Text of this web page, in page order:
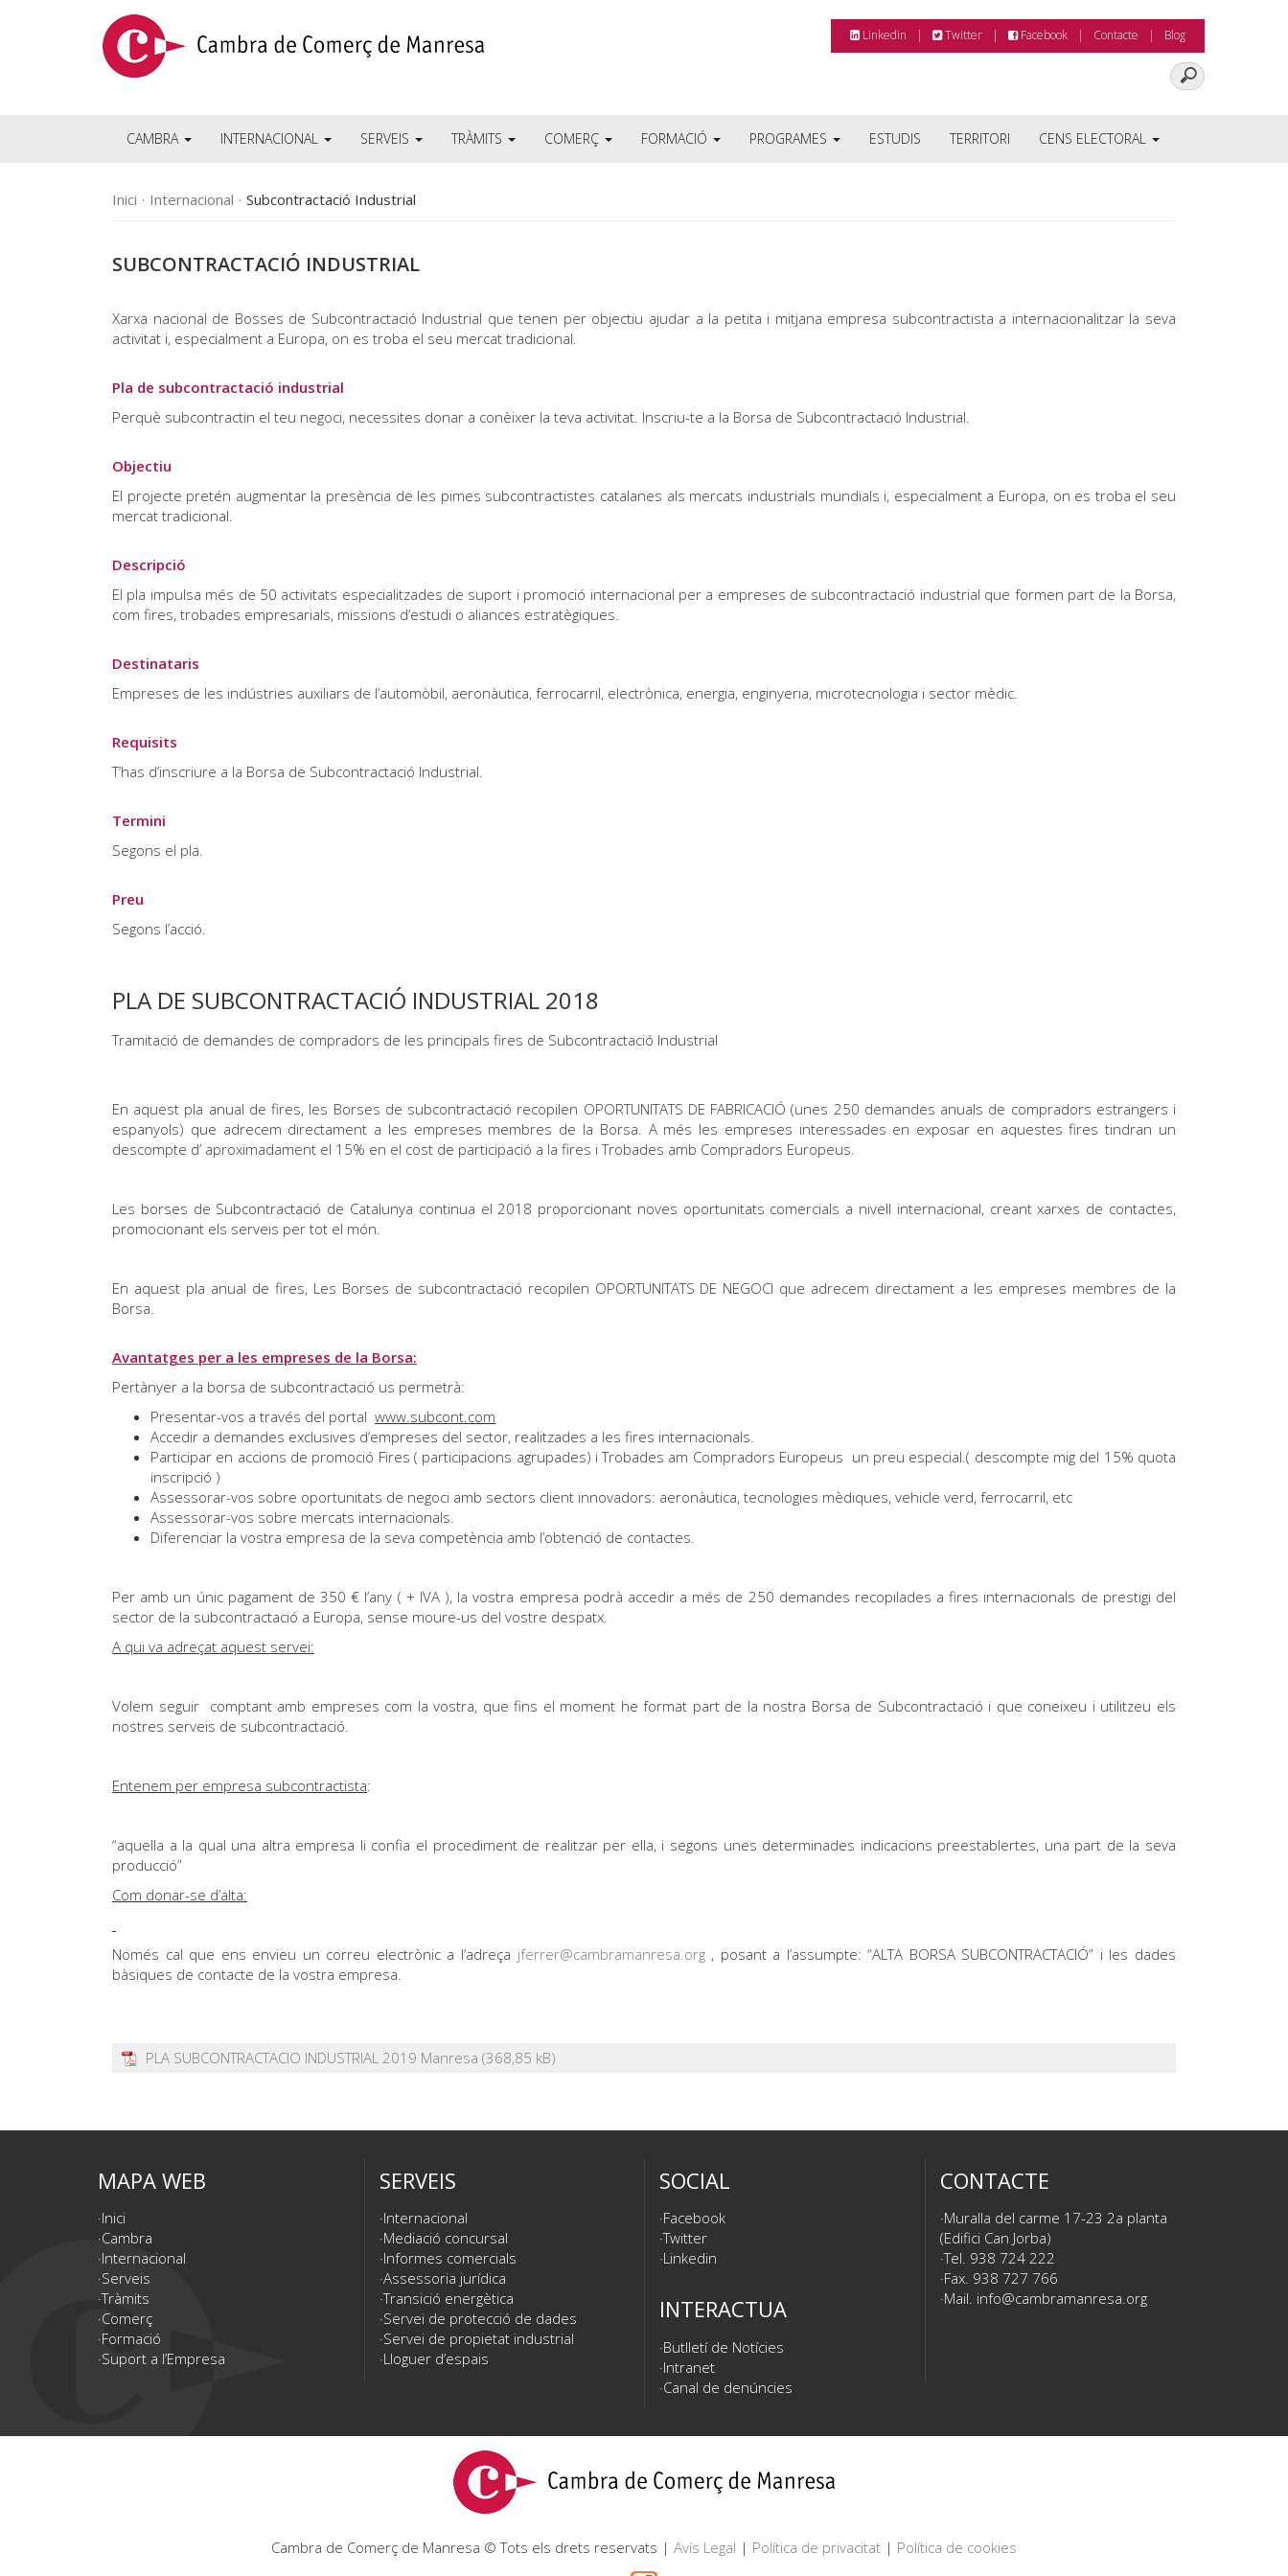
Linkedin Twitter Facebook Contacte Blog
CAMBRA INTERNACIONAL SERVEIS TRÀMITS COMERÇ FORMACIÓ PROGRAMES ESTUDIS TERRITORI CENS ELECTORAL
Inici Internacional Subcontractació Industrial
SUBCONTRACTACIÓ INDUSTRIAL
Xarxa nacional de Bosses de Subcontractació Industrial que tenen per objectiu ajudar a la petita i mitjana empresa subcontractista a internacionalitzar la seva
activitat i, especialment a Europa, on es troba el seu mercat tradicional.
Pla de subcontractació industrial
Perquè subcontractin el teu negoci, necessites donar a conèixer la teva activitat. Inscriu-te a la Borsa de Subcontractació Industrial.
Objectiu
El projecte pretén augmentar la presència de les pimes subcontractistes catalanes als mercats industrials mundials i, especialment a Europa, on es troba el seu
mercat tradicional.
Descripció
El pla impulsa més de 50 activitats especialitzades de suport i promoció internacional per a empreses de subcontractació industrial que formen part de la Borsa,
com fires, trobades empresarials, missions d’estudi o aliances estratègiques.
Destinataris
Empreses de les indústries auxiliars de l’automòbil, aeronàutica, ferrocarril, electrònica, energia, enginyeria, microtecnologia i sector mèdic.
Requisits
T’has d’inscriure a la Borsa de Subcontractació Industrial.
Termini
Segons el pla.
Preu
Segons l’acció.
PLA DE SUBCONTRACTACIÓ INDUSTRIAL 2018
Tramitació de demandes de compradors de les principals fires de Subcontractació Industrial
En aquest pla anual de fires, les Borses de subcontractació recopilen OPORTUNITATS DE FABRICACIÓ (unes 250 demandes anuals de compradors estrangers i
espanyols) que adrecem directament a les empreses membres de la Borsa. A més les empreses interessades en exposar en aquestes fires tindran un
descompte d’ aproximadament el 15% en el cost de participació a la fires i Trobades amb Compradors Europeus.
Les borses de Subcontractació de Catalunya continua el 2018 proporcionant noves oportunitats comercials a nivell internacional, creant xarxes de contactes,
promocionant els serveis per tot el món.
En aquest pla anual de fires, Les Borses de subcontractació recopilen OPORTUNITATS DE NEGOCI que adrecem directament a les empreses membres de la
Borsa.
Avantatges per a les empreses de la Borsa:
Pertànyer a la borsa de subcontractació us permetrà:
Presentar-vos a través del portal www.subcont.com
Accedir a demandes exclusives d’empreses del sector, realitzades a les fires internacionals.
Participar en accions de promoció Fires ( participacions agrupades) i Trobades am Compradors Europeus un preu especial.( descompte mig del 15% quota
inscripció )
Assessorar-vos sobre oportunitats de negoci amb sectors client innovadors: aeronàutica, tecnologies mèdiques, vehicle verd, ferrocarril, etc
Assessorar-vos sobre mercats internacionals.
Diferenciar la vostra empresa de la seva competència amb l’obtenció de contactes.
Per amb un únic pagament de 350 € l’any ( + IVA ), la vostra empresa podrà accedir a més de 250 demandes recopilades a fires internacionals de prestigi del
sector de la subcontractació a Europa, sense moure-us del vostre despatx.
A qui va adreçat aquest servei:
Volem seguir comptant amb empreses com la vostra, que fins el moment he format part de la nostra Borsa de Subcontractació i que coneixeu i utilitzeu els
nostres serveis de subcontractació.
Entenem per empresa subcontractista:
“aquella a la qual una altra empresa li confia el procediment de realitzar per ella, i segons unes determinades indicacions preestablertes, una part de la seva
producció”
Com donar-se d’alta:
Només cal que ens envieu un correu electrònic a l’adreça jferrer@cambramanresa.org, posant a l’assumpte: “ALTA BORSA SUBCONTRACTACIÓ” i les dades
bàsiques de contacte de la vostra empresa.
PLA SUBCONTRACTACIO INDUSTRIAL 2019 Manresa
MAPA WEB
Inici
Cambra
Internacional
Serveis
Tràmits
Comerç
Formació
Suport a l’Empresa
SERVEIS
Internacional
Mediació concursal
Informes comercials
Assessoria jurídica
Transició energètica
Servei de protecció de dades
Servei de propietat industrial
Lloguer d’espais
SOCIAL
Facebook
Twitter
Linkedin
INTERACTUA
Butlletí de Notícies
Intranet
Canal de denúncies
CONTACTE
Muralla del carme 17-23 2a planta
(Edifici Can Jorba)
Tel. 938 724 222
Fax. 938 727 766
Mail. info@cambramanresa.org
Cambra de Comerç de Manresa © Tots els drets reservats | Avís Legal | Política de privacitat | Política de cookies